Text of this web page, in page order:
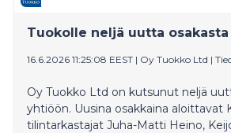
Tuokolle neljä uutta osakasta
16.6.2026 11:25:08 EEST | Oy Tuokko Ltd |
Oy Tuokko Ltd on kutsunut neljä
yhtiöön. Uusina osakkaina aloittavat
tilintarkastajat Juha-Matti Heino,